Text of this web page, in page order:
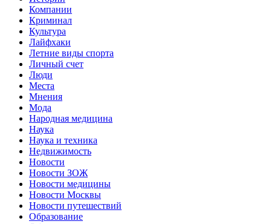
Компании
Криминал
Культура
Лайфхаки
Летние виды спорта
Личный счет
Люди
Места
Мнения
Мода
Народная медицина
Наука
Наука и техника
Недвижимость
Новости
Новости ЗОЖ
Новости медицины
Новости Москвы
Новости путешествий
Образование